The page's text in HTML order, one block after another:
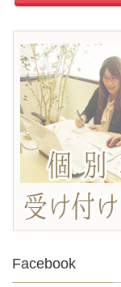
Facebook